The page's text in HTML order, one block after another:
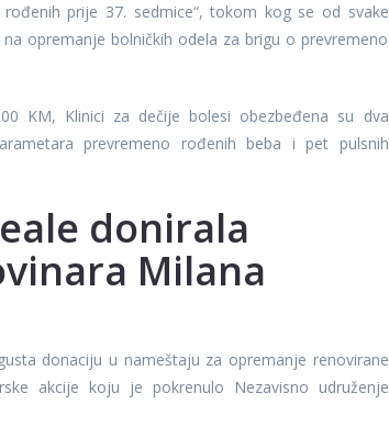
prije 37. sedmice“, tokom kog se od svake
opremanje bolničkih odela za brigu o prevremeno
KM, Klinici za dečije bolesi obezbeđena su dva
prevremeno rođenih beba i pet pulsnih
donirala
Milana
donaciju u nameštaju za opremanje renovirane
akcije koju je pokrenulo Nezavisno udruženje